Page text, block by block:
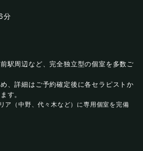
分
駅周辺など、完全独立型の個室を多数ご
、詳細はご予約確定後に各セラピストか
す。
ア（中野、代々木など）に専用個室を完備